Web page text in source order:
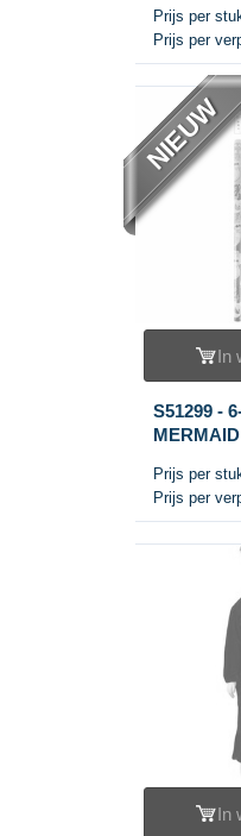
Prijs per
Prijs per
NIEUW
In
S51299 -
- IN
Prijs per
Prijs per
In